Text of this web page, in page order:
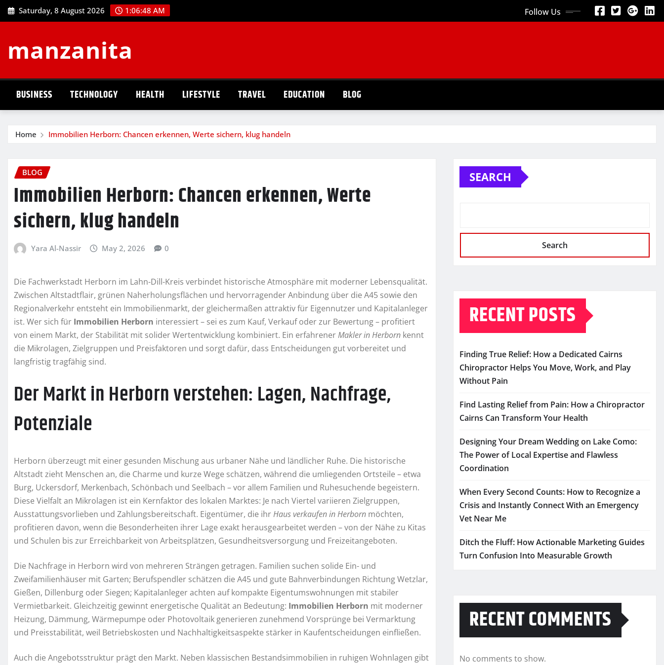
Skip
to
Saturday, 8 August 2026 1:06:49 AM Follow Us
manzanita
BUSINESS TECHNOLOGY HEALTH LIFESTYLE TRAVEL EDUCATION BLOG
Home Immobilien Herborn: Chancen erkennen, Werte sichern, klug handeln
BLOG
Immobilien Herborn: Chancen erkennen, Werte
sichern, klug handeln
Yara Al-Nassir May 2, 2026 0
Die Fachwerkstadt Herborn im Lahn-Dill-Kreis verbindet historische Atmosphäre mit moderner Lebensqualität.
Zwischen Altstadtflair, grünen Naherholungsflächen und hervorragender Anbindung über die A45 sowie den
Regionalverkehr entsteht ein Immobilienmarkt, der gleichermaßen attraktiv für Eigennutzer und Kapitalanleger
ist. Wer sich für Immobilien Herborn interessiert – sei es zum Kauf, Verkauf oder zur Bewertung – profitiert
von einem Markt, der Stabilität mit solider Wertentwicklung kombiniert. Ein erfahrenerMakler in Herborn kennt
die Mikrolagen, Zielgruppen und Preisfaktoren und sorgt dafür, dass Entscheidungen gut vorbereitet und
langfristig tragfähig sind.
Der Markt in Herborn verstehen: Lagen, Nachfrage,
Potenziale
Herborn überzeugt mit einer gesunden Mischung aus urbaner Nähe und ländlicher Ruhe. Die historische
Altstadt zieht Menschen an, die Charme und kurze Wege schätzen, während die umliegenden Ortsteile – etwa
Burg, Uckersdorf, Merkenbach, Schönbach und Seelbach – vor allem Familien und Ruhesuchende begeistern.
Diese Vielfalt an Mikrolagen ist ein Kernfaktor des lokalen Marktes: Je nach Viertel variieren Zielgruppen,
Ausstattungsvorlieben und Zahlungsbereitschaft. Eigentümer, die ihrHaus verkaufen in Herborn möchten,
profitieren davon, wenn die Besonderheiten ihrer Lage exakt herausgearbeitet werden – von der Nähe zu Kitas
und Schulen bis zur Erreichbarkeit von Arbeitsplätzen, Gesundheitsversorgung und Freizeitangeboten.
Die Nachfrage in Herborn wird von mehreren Strängen getragen. Familien suchen solide Ein- und
Zweifamilienhäuser mit Garten; Berufspendler schätzen die A45 und gute Bahnverbindungen Richtung Wetzlar,
Gießen, Dillenburg oder Siegen; Kapitalanleger achten auf kompakte Eigentumswohnungen mit stabiler
Vermietbarkeit. Gleichzeitig gewinnt energetische Qualität an Bedeutung: Immobilien Herborn mit moderner
Heizung, Dämmung, Wärmepumpe oder Photovoltaik generieren zunehmend Vorsprünge bei Vermarktung
und Preisstabilität, weil Betriebskosten und Nachhaltigkeitsaspekte stärker in Kaufentscheidungen einfließen.
Auch die Angebotsstruktur prägt den Markt. Neben klassischen Bestandsimmobilien in ruhigen Wohnlagen gibt
SEARCH
Search
RECENT POSTS
Finding True Relief: How a Dedicated Cairns
Chiropractor Helps You Move, Work, and Play
Without Pain
Find Lasting Relief from Pain: How a Chiropractor
Cairns Can Transform Your Health
Designing Your Dream Wedding on Lake Como:
The Power of Local Expertise and Flawless
Coordination
When Every Second Counts: How to Recognize a
Crisis and Instantly Connect With an Emergency
Vet Near Me
Ditch the Fluff: How Actionable Marketing Guides
Turn Confusion Into Measurable Growth
RECENT COMMENTS
No comments to show.